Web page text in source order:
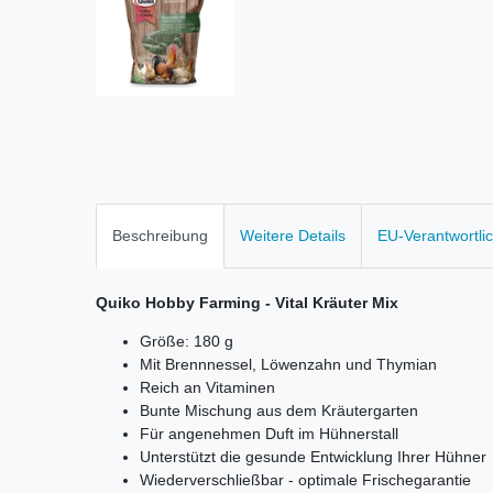
Beschreibung Weitere Details EU-
Quiko Hobby Farming - Vital Kräuter Mix
Größe: 180 g
Mit Brennnessel, Löwenzahn und Thymian
Reich an Vitaminen
Bunte Mischung aus dem Kräutergarten
Für angenehmen Duft im Hühnerstall
Unterstützt die gesunde Entwicklung Ihrer Hühner
Wiederverschließbar - optimale Frischegarantie